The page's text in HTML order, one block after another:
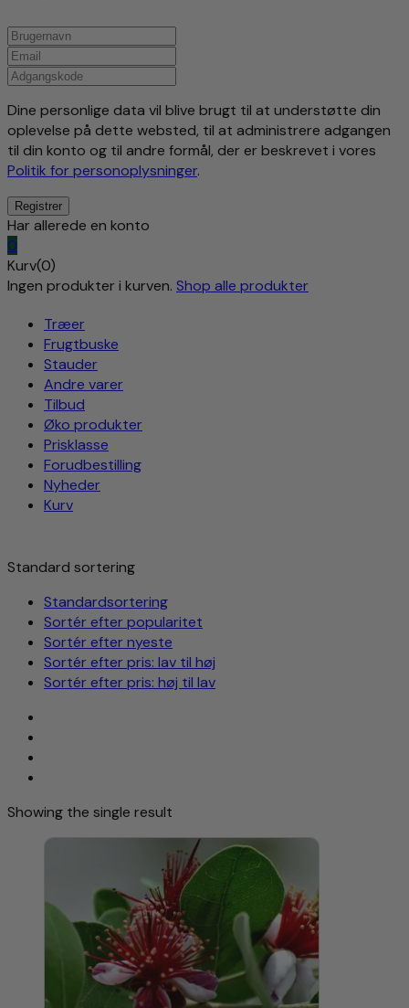
Dine personlige data vil blive brugt til at understøtte din
oplevelse på dette websted, til at administrere adgangen
til din konto og til andre formål, der er beskrevet i vores
Politik for personoplysninger.
Har allerede en konto
0
Kurv(0)
Ingen produkter i kurven. Shop alle produkter
Træer
Frugtbuske
Stauder
Andre varer
Tilbud
Øko produkter
Prisklasse
Forudbestilling
Nyheder
Kurv
Standard sortering
Standardsortering
Sortér efter popularitet
Sortér efter nyeste
Sortér efter pris: lav til høj
Sortér efter pris: høj til lav
Showing the single result